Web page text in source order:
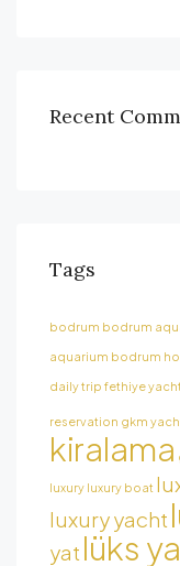
Recent
Tags
bodrum bodrum
aquarium bodrum
daily trip fethiye
reservation gkm
kiralama
luxury luxury boat
luxury yacht
yat lüks